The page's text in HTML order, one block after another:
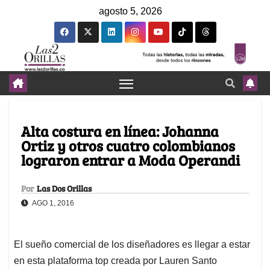
agosto 5, 2026
Alta costura en línea: Johanna
Ortiz y otros cuatro colombianos
lograron entrar a Moda Operandi
Por Las Dos Orillas
AGO 1, 2016
El sueño comercial de los diseñadores es llegar a estar
en esta plataforma top creada por Lauren Santo